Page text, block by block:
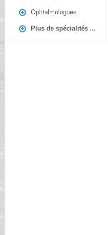
Ophtalmologues
Plus de spécialités ...